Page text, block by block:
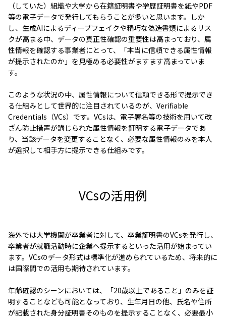
（していた）組織や大学から在籍証明書や学歴証明書を紙やPDF
等の電子データで発行してもらうことが多いと思います。しか
し、生成AIによるディープフェイクや精巧な偽造書類によるリス
クが高まる中、データの真正性確認の重要性は高まっており、属
性情報を確認する事業者にとって、「本当に信頼できる属性情報
が提示されたのか」を見極める必要性がますます高まっていま
す。
このような状況の中、属性情報について信頼できる形で提示でき
る仕組みとして世界的に注目されているのが、Verifiable
Credentials（VCs）です。VCsは、電子署名等の技術を用いて改
ざん防止措置が講じられた属性情報を証明する電子データであ
り、当該データを変更することなく、必要な属性情報のみを本人
が選択して相手方に提示できる仕組みです。
VCsの活用例
海外では大学機関が卒業者に対して、卒業証明書のVCsを発行し、
卒業者が就職活動時に企業へ提示するといった活用が始まってい
ます。VCsのデータ形式は標準化が進められているため、将来的に
は国際間での活用も期待されています。
年齢確認のシーンにおいては、「20歳以上であること」のみを証
明することなども可能となっており、生年月日の他、氏名や住所
が記載された身分証明書そのものを提示することなく、必要最小